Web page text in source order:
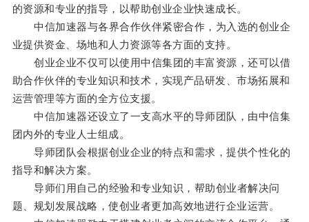
的资源和专业的指导，以帮助创业企业快速成长。
中信加速器与各界合作伙伴紧密合作，为入选的创业企
业提供资金、场地和人力资源等各方面的支持。
创业企业不仅可以使用中信集团的丰富资源，还可以借
助合作伙伴的专业知识和技术，实现产品研发、市场拓展和
运营管理等方面的全方位支援。
中信加速器还设立了一支高水平的导师团队，由中信集
团内外的专业人士组成。
导师团队会根据创业企业的特点和需求，提供个性化的
指导和解决方案。
导师们用自己的经验和专业知识，帮助创业者解决问
题、规划发展战略，使创业者更加高效地进行企业运营。